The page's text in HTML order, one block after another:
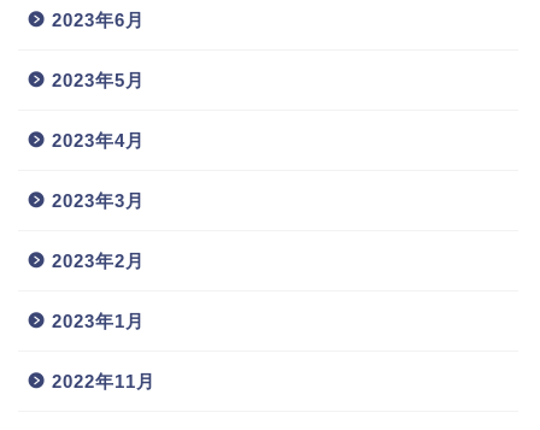
2023年6月
2023年5月
2023年4月
2023年3月
2023年2月
2023年1月
2022年11月